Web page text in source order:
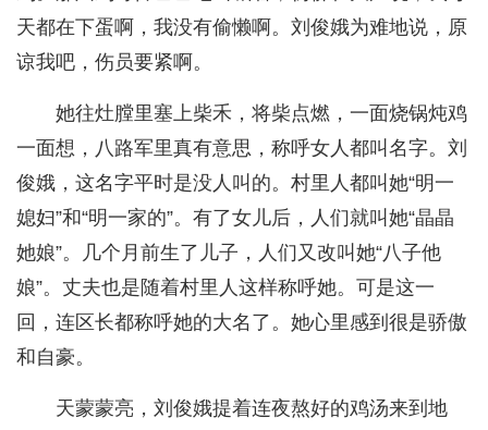
天都在下蛋啊，我没有偷懒啊。刘俊娥为难地说，原
谅我吧，伤员要紧啊。
她往灶膛里塞上柴禾，将柴点燃，一面烧锅炖鸡
一面想，八路军里真有意思，称呼女人都叫名字。刘
俊娥，这名字平时是没人叫的。村里人都叫她“明一
媳妇”和“明一家的”。有了女儿后，人们就叫她“晶晶
她娘”。几个月前生了儿子，人们又改叫她“八子他
娘”。丈夫也是随着村里人这样称呼她。可是这一
回，连区长都称呼她的大名了。她心里感到很是骄傲
和自豪。
天蒙蒙亮，刘俊娥提着连夜熬好的鸡汤来到地